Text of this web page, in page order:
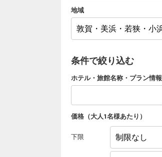
地域
条件で絞り込む
ホテル・旅館名称・プラン情報
価格（大人1名様あたり）
下限